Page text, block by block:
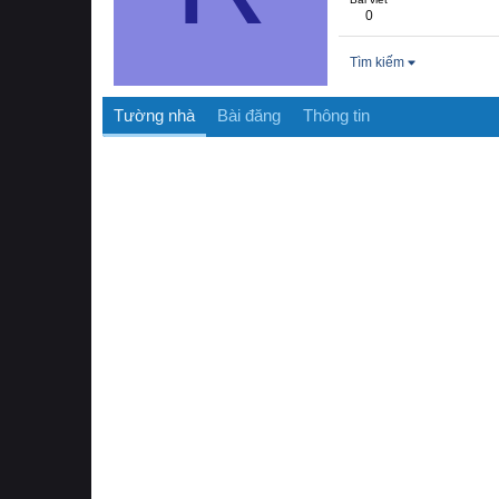
0
Tìm kiếm
Tường nhà Bài đăng Thông tin